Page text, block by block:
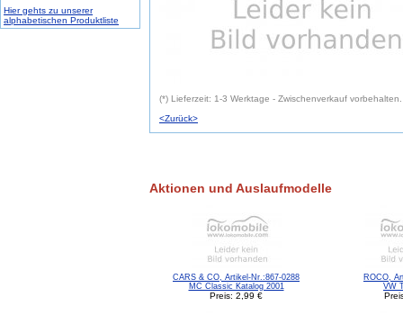
Hier gehts zu unserer
alphabetischen Produktliste
(*) Lieferzeit: 1-3 Werktage - Zwischenverkauf vorbehalten.
<Zurück>
Aktionen und Auslaufmodelle
CARS & CO, Artikel-Nr.:867-0288
MC Classic Katalog 2001
Preis: 2,99 €
ROCO,
VW